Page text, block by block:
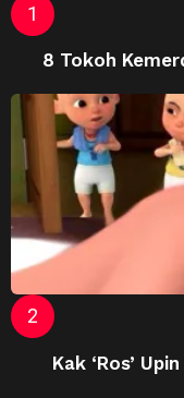
8 Tokoh
Kak ‘Ros’